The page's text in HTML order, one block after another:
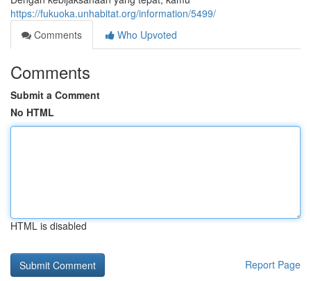
https://fukuoka.unhabitat.org/information/5499/
Comments
Who Upvoted
Comments
Submit a Comment
No HTML
HTML is disabled
Report Page